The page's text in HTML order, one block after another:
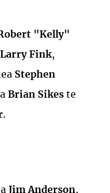
"Kelly"
Larry Fink,
Stephen
Brian Sikes te
.
Jim Anderson,